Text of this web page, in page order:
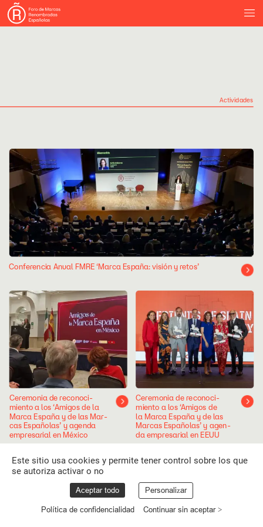
Actividades
Ceremonia de reconoci-
miento a los ‘Amigos de la
Marca España y de las Mar-
cas Españolas’ y agenda
empresarial en México
Conferencia Anual FMRE ‘Marca España: visión y retos’
Ceremonia de reconoci-
miento a los ‘Amigos de
la Marca España y de las
Marcas Españolas’ y agen-
da empresarial en EEUU
Este sitio usa cookies y permite tener control sobre los que
se autoriza activar o no
Aceptar todo Personalizar
Política de confidencialidad Continuar sin aceptar >